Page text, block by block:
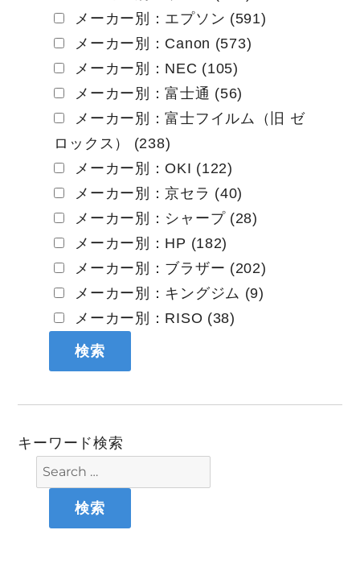
メーカー別：エプソン (591)
メーカー別：Canon (573)
メーカー別：NEC (105)
メーカー別：富士通 (56)
メーカー別：富士フイルム（旧 ゼ
ロックス） (238)
メーカー別：OKI (122)
メーカー別：京セラ (40)
メーカー別：シャープ (28)
メーカー別：HP (182)
メーカー別：ブラザー (202)
メーカー別：キングジム (9)
メーカー別：RISO (38)
キーワード検索